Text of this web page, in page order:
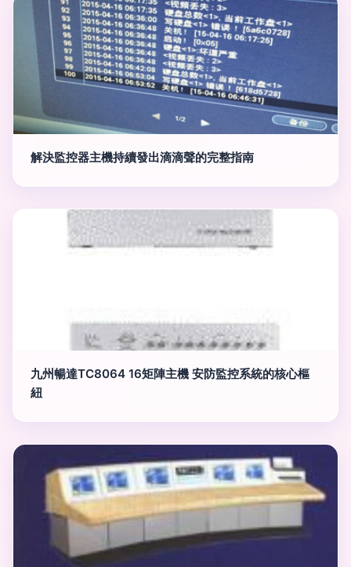
解決監控器主機持續發出滴滴聲的完整指南
九州暢達TC8064 16矩陣主機 安防監控系統的核心樞
紐